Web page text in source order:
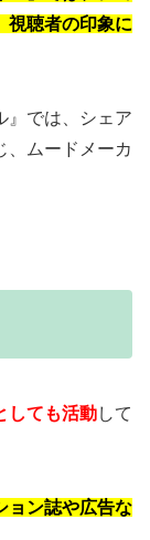
視聴者の印象に
』では、シェア
、ムードメーカ
しても活動して
ョン誌や広告な